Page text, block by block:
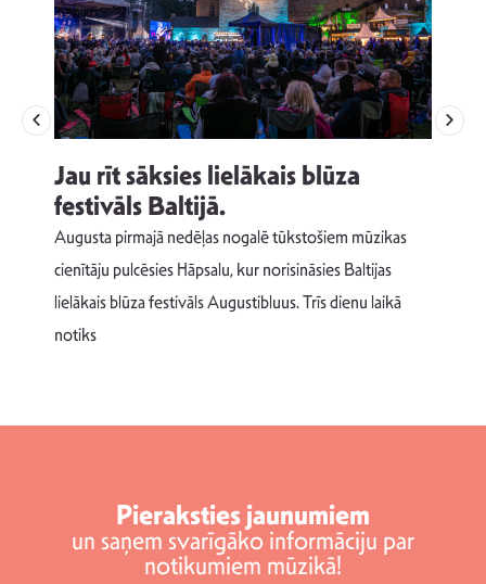
Jau rīt sāksies lielākais blūza
festivāls Baltijā.
Augusta pirmajā nedēļas nogalē tūkstošiem mūzikas
cienītāju pulcēsies Hāpsalu, kur norisināsies Baltijas
lielākais blūza festivāls Augustibluus. Trīs dienu laikā
notiks
Pieraksties jaunumiem
un saņem svarīgāko informāciju par
notikumiem mūzikā!